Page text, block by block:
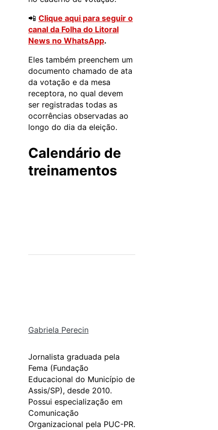
📲 Clique aqui para seguir o
canal da Folha do Litoral
News no WhatsApp.
Eles também preenchem um
documento chamado de ata
da votação e da mesa
receptora, no qual devem
ser registradas todas as
ocorrências observadas ao
longo do dia da eleição.
Calendário de
treinamentos
Gabriela Perecin
Jornalista graduada pela
Fema (Fundação
Educacional do Município de
Assis/SP), desde 2010.
Possui especialização em
Comunicação
Organizacional pela PUC-PR.